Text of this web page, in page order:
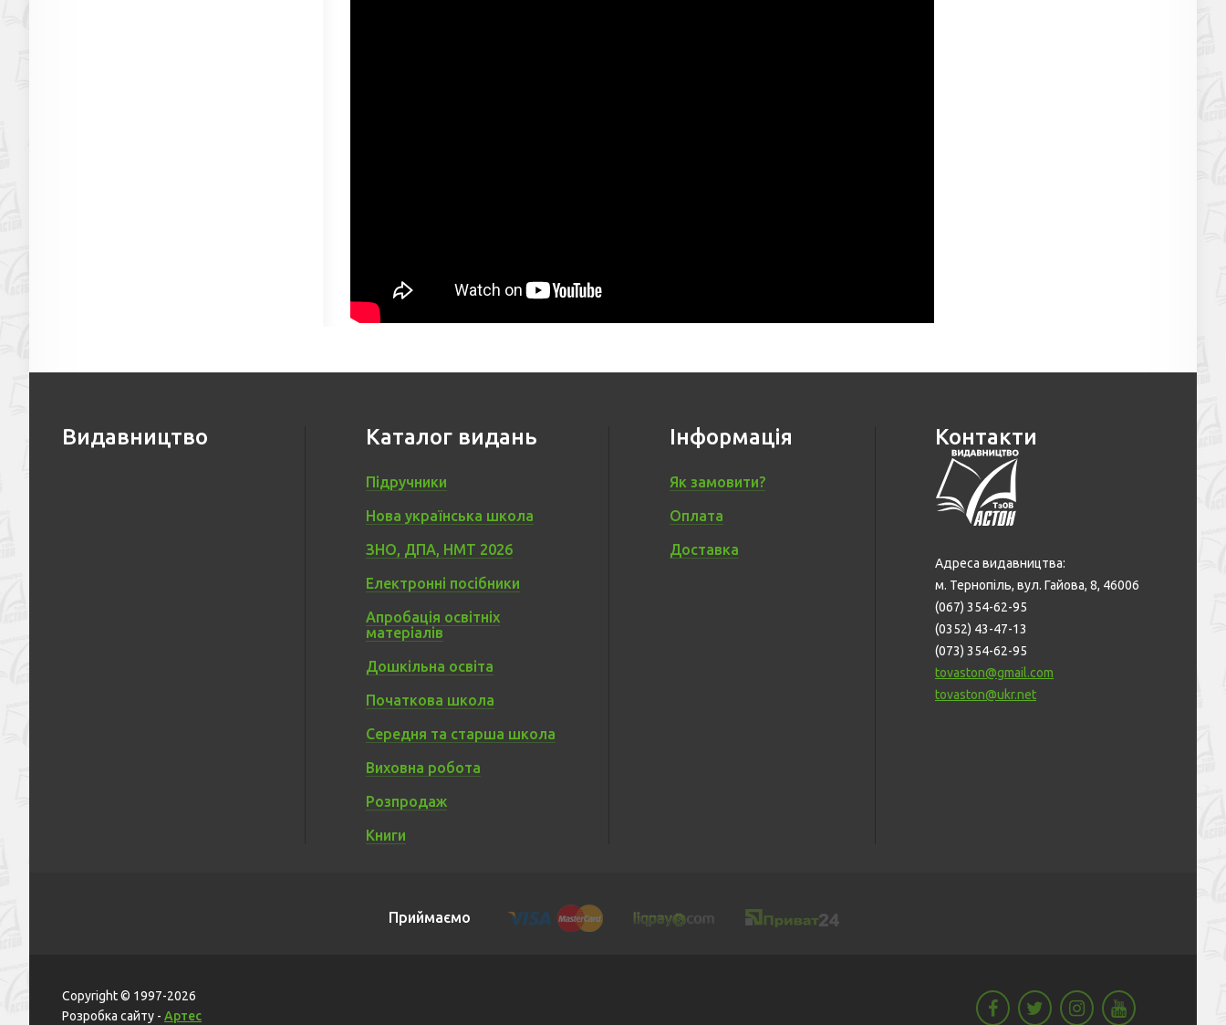
Видавництво Каталог видань
Підручники
Нова українська школа
ЗНО, ДПА, НМТ 2026
Електронні посібники
Апробація освітніх
матеріалів
Дошкільна освіта
Початкова школа
Середня та старша школа
Виховна робота
Розпродаж
Книги
Інформація
Як замовити?
Оплата
Доставка
Контакти
Адреса видавництва:
м. Тернопіль, вул. Гайова, 8, 46006
(067) 354-62-95
(0352) 43-47-13
(073) 354-62-95
tovaston@gmail.com
tovaston@ukr.net
Приймаємо
Copyright © 1997-2026
Розробка сайту - Артес